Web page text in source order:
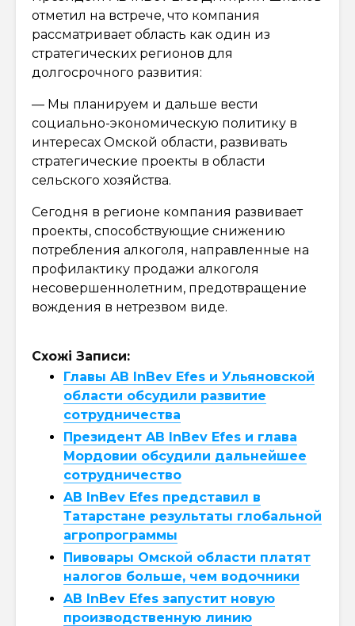
отметил на встрече, что компания
рассматривает область как один из
стратегических регионов для
долгосрочного развития:
— Мы планируем и дальше вести
социально-экономическую политику в
интересах Омской области, развивать
стратегические проекты в области
сельского хозяйства.
Сегодня в регионе компания развивает
проекты, способствующие снижению
потребления алкоголя, направленные на
профилактику продажи алкоголя
несовершеннолетним, предотвращение
вождения в нетрезвом виде.
Схожі Записи:
Главы AB InBev Efes и Ульяновской
области обсудили развитие
сотрудничества
Президент AB InBev Efes и глава
Мордовии обсудили дальнейшее
сотрудничество
AB InBev Efes представил в
Татарстане результаты глобальной
агропрограммы
Пивовары Омской области платят
налогов больше, чем водочники
AB InBev Efes запустит новую
производственную линию